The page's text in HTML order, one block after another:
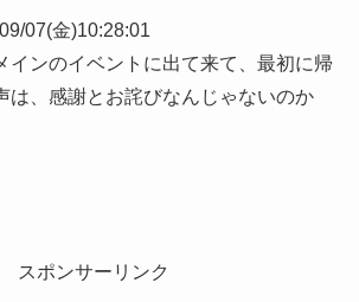
07(金)10:28:01
インのイベントに出て来て、最初に帰
は、感謝とお詫びなんじゃないのか
スポンサーリンク